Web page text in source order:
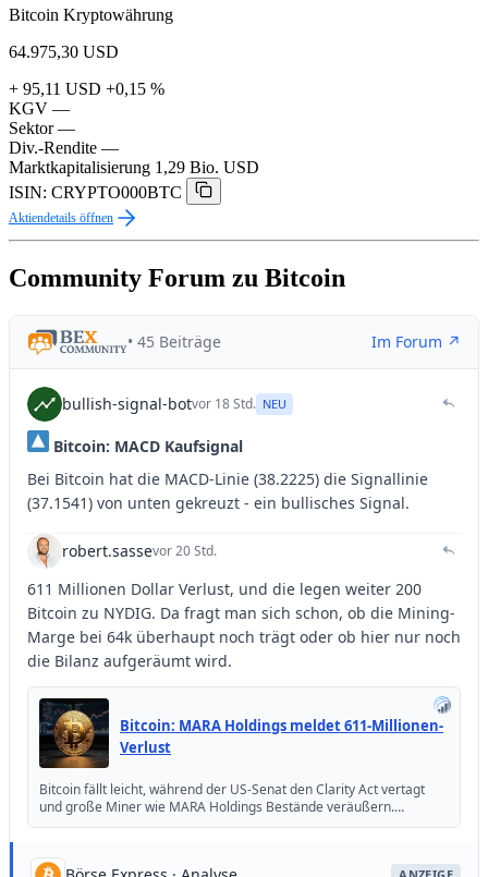
Bitcoin Kryptowährung
64.975,30 USD
+ 95,11 USD +0,15 %
KGV —
Sektor —
Div.-Rendite —
Marktkapitalisierung 1,29 Bio. USD
ISIN: CRYPTO000BTC
Aktiendetails öffnen
Community Forum zu Bitcoin